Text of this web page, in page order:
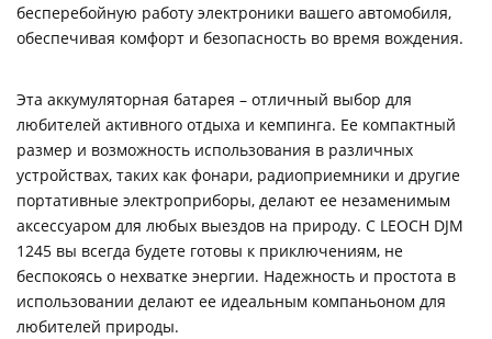
бесперебойную работу электроники вашего автомобиля,
обеспечивая комфорт и безопасность во время вождения.
Эта аккумуляторная батарея – отличный выбор для
любителей активного отдыха и кемпинга. Ее компактный
размер и возможность использования в различных
устройствах, таких как фонари, радиоприемники и другие
портативные электроприборы, делают ее незаменимым
аксессуаром для любых выездов на природу. С LEOCH DJM
1245 вы всегда будете готовы к приключениям, не
беспокоясь о нехватке энергии. Надежность и простота в
использовании делают ее идеальным компаньоном для
любителей природы.